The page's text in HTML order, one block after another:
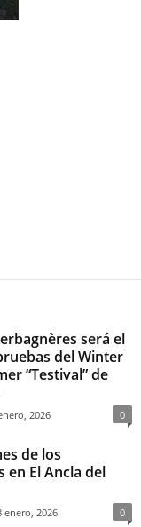
será el
del Winter
“Testival” de
2026 0
de los
en El Ancla del
enero, 2026 0